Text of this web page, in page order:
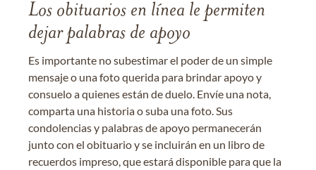
Los obituarios en línea le permiten
dejar palabras de apoyo
Es importante no subestimar el poder de un simple
mensaje o una foto querida para brindar apoyo y
consuelo a quienes están de duelo. Envíe una nota,
comparta una historia o suba una foto. Sus
condolencias y palabras de apoyo permanecerán
junto con el obituario y se incluirán en un libro de
recuerdos impreso, que estará disponible para que la